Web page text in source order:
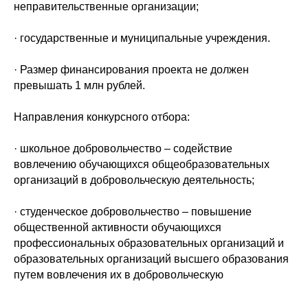
неправительственные организации;
· государственные и муниципальные учреждения.
· Размер финансирования проекта не должен
превышать 1 млн рублей.
Направления конкурсного отбора:
· школьное добровольчество – содействие
вовлечению обучающихся общеобразовательных
организаций в добровольческую деятельность;
· студенческое добровольчество – повышение
общественной активности обучающихся
профессиональных образовательных организаций и
образовательных организаций высшего образования
путем вовлечения их в добровольческую